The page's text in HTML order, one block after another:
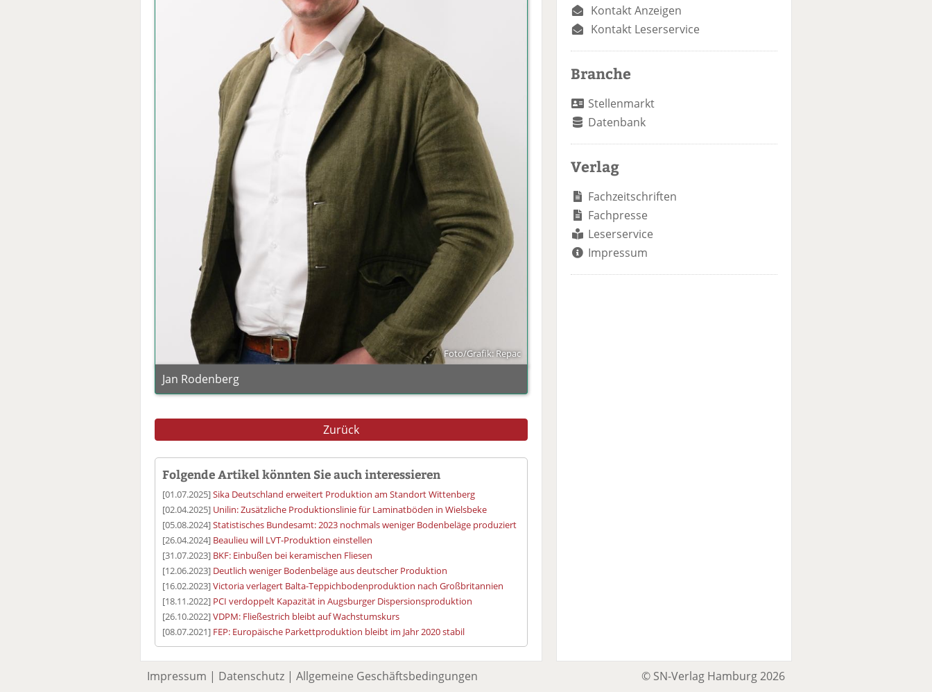
Foto/Grafik: Repac
Jan Rodenberg
Zurück
Folgende Artikel könnten Sie auch interessieren
[01.07.2025]Sika Deutschland erweitert Produktion am Standort Wittenberg
[02.04.2025] Unilin: Zusätzliche Produktionslinie für Laminatböden in Wielsbeke
[05.08.2024]Statistisches Bundesamt: 2023 nochmals weniger Bodenbeläge produziert
[26.04.2024] Beaulieu will LVT-Produktion einstellen
[31.07.2023] BKF: Einbußen bei keramischen Fliesen
[12.06.2023] Deutlich weniger Bodenbeläge aus deutscher Produktion
[16.02.2023]Victoria verlagert Balta-Teppichbodenproduktion nach Großbritannien
[18.11.2022] PCI verdoppelt Kapazität in Augsburger Dispersionsproduktion
[26.10.2022]VDPM: Fließestrich bleibt auf Wachstumskurs
[08.07.2021] FEP: Europäische Parkettproduktion bleibt im Jahr 2020 stabil
Kontakt Anzeigen
Kontakt Leserservice
Branche
Stellenmarkt
Datenbank
Verlag
Fachzeitschriften
Fachpresse
Leserservice
Impressum
Impressum | Datenschutz | Allgemeine Geschäftsbedingungen © SN-Verlag Hamburg 2026